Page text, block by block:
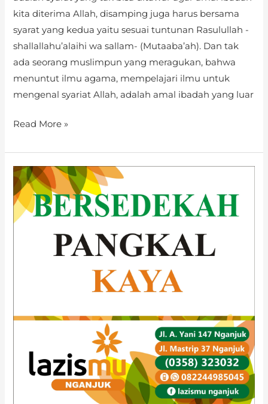
kita diterima Allah, disamping juga harus bersama
syarat yang kedua yaitu sesuai tuntunan Rasulullah -
shallallahu’alaihi wa sallam- (Mutaaba’ah). Dan tak
ada seorang muslimpun yang meragukan, bahwa
menuntut ilmu agama, mempelajari ilmu untuk
mengenal syariat Allah, adalah amal ibadah yang luar
Read More »
Keajaiban
Sedekah
Membawa
Kebahagiaan